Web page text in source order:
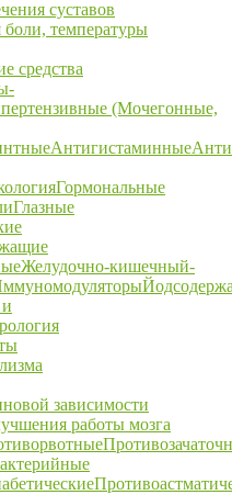
суставов
боли, температуры
средства
(Мочегонные,
Антигистаминные
Гормональные
Глазные
Желудочно-кишечный-
зависимости
работы мозга